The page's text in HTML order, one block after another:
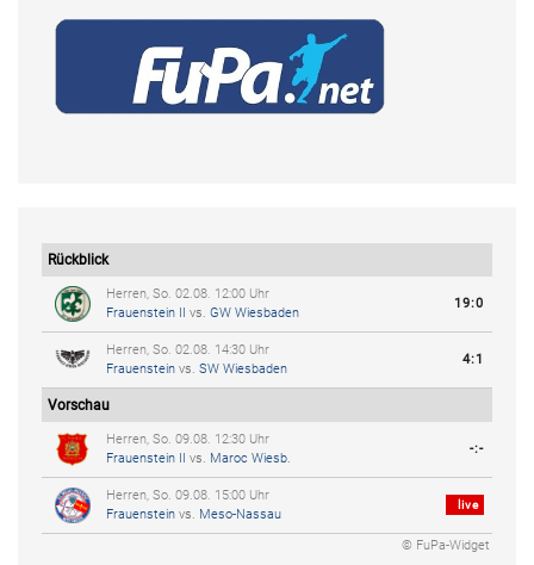
Rückblick
Herren, So. 02.08. 12:00 Uhr
Frauenstein II vs. GW Wiesbaden
19:0
Herren, So. 02.08. 14:30 Uhr
Frauenstein vs. SW Wiesbaden
4:1
Vorschau
Herren, So. 09.08. 12:30 Uhr
Frauenstein II vs. Maroc Wiesb.
-:-
Herren, So. 09.08. 15:00 Uhr
Frauenstein vs. Meso-Nassau
live
© FuPa-Widget